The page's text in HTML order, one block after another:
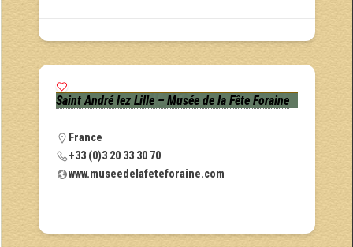
Saint André lez Lille – Musée de la Fête Foraine
France
+33 (0)3 20 33 30 70
www.museedelafeteforaine.com